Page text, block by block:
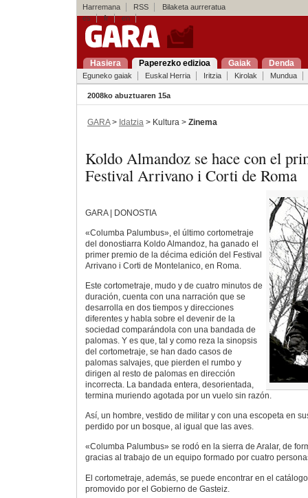
Harremana RSS
Bilaketa aurreratua
es
fr en
Hasiera Paperezko edizioa Gaiak Denda
Eguneko gaiak Euskal Herria Iritzia Kirolak Mundua
2008ko abuztuaren 15a
GARA> Idatzia > Kultura > Zinema
Koldo Almandoz se hace con el
Festival Arrivano i Corti de Roma
GARA | DONOSTIA
«Columba Palumbus», el último cortometraje
del donostiarra Koldo Almandoz, ha ganado el
primer premio de la décima edición del Festival
Arrivano i Corti de Montelanico, en Roma.
Este cortometraje, mudo y de cuatro minutos de
duración, cuenta con una narración que se
desarrolla en dos tiempos y direcciones
diferentes y habla sobre el devenir de la
sociedad comparándola con una bandada de
palomas. Y es que, tal y como reza la sinopsis
del cortometraje, se han dado casos de
palomas salvajes, que pierden el rumbo y
dirigen al resto de palomas en dirección
incorrecta. La bandada entera, desorientada,
termina muriendo agotada por un vuelo sin razón.
Así, un hombre, vestido de militar y con una escopeta en
perdido por un bosque, al igual que las aves.
«Columba Palumbus» se rodó en la sierra de Aralar, de
gracias al trabajo de un equipo formado por cuatro
El cortometraje, además, se puede encontrar en el
promovido por el Gobierno de Gasteiz.